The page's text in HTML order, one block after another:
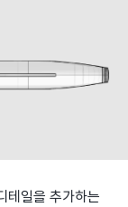
테일을 추가하는